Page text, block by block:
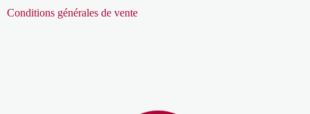
Conditions générales de vente